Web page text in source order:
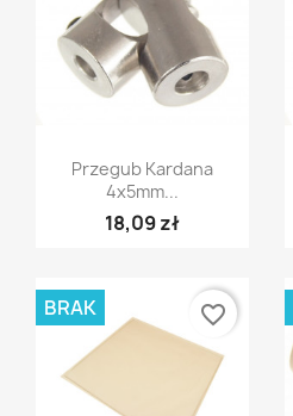
Szybki podgląd
Przegub Kardana
4x5mm...
18,09 zł
BRAK favorite_border